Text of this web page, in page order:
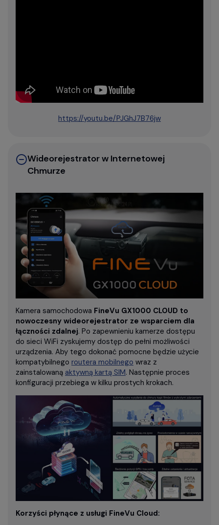
https://youtu.be/PJGhJ7B76jw
Wideorejestrator w Internetowej
Chmurze
Kamera samochodowa FineVu GX1000 CLOUD to
nowoczesny wideorejestrator ze wsparciem dla
łączności zdalnej. Po zapewnieniu kamerze dostępu
do sieci WiFi zyskujemy dostęp do pełni możliwości
urządzenia. Aby tego dokonać pomocne będzie użycie
kompatybilnego routera mobilnego wraz z
zainstalowaną aktywną kartą SIM. Następnie proces
konfiguracji przebiega w kilku prostych krokach.
Korzyści płynące z usługi FineVu Cloud: